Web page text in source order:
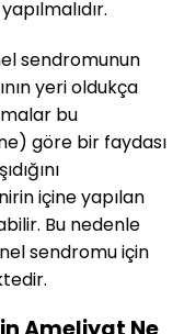
sendromunun
yeri oldukça
bu
göre bir faydası
içine yapılan
Bu nedenle
sendromu için